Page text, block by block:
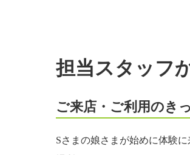
担当スタッフ
ご来店・ご利用のき
Sさまの娘さまが始めに体験